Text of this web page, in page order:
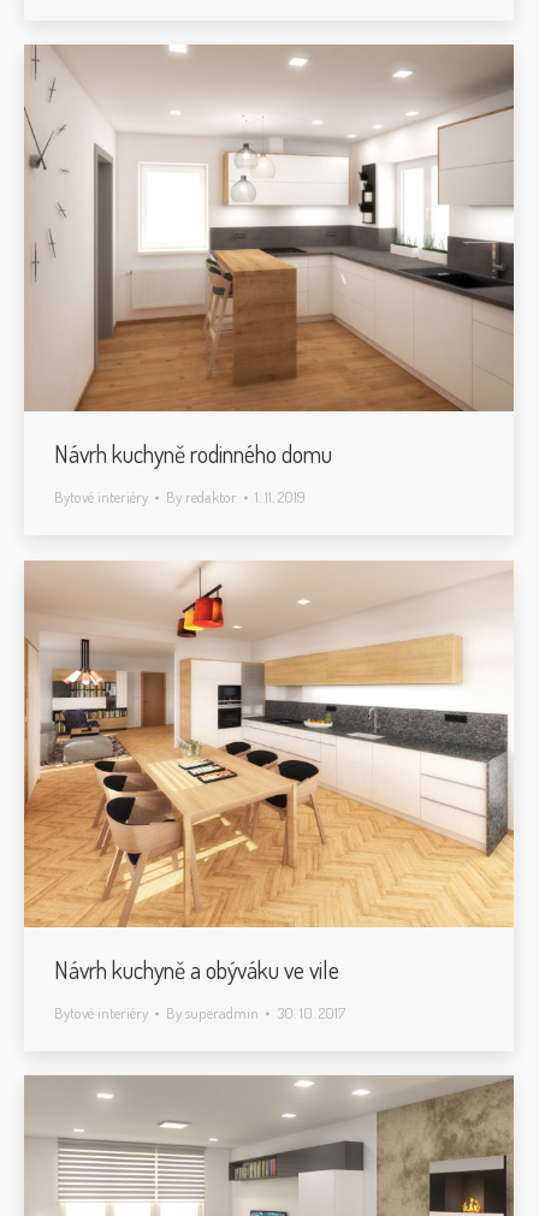
Návrh kuchyně rodinného domu
Bytové interiéry By redaktor 1. 11. 2019
Návrh kuchyně a obýváku ve vile
Bytové interiéry Bysuperadmin 30. 10. 2017